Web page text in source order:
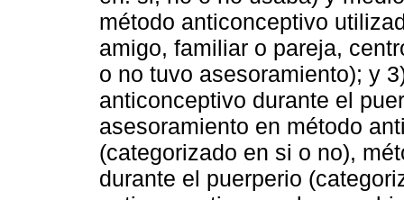
método anticonceptivo
amigo, familiar o pareja,
o no tuvo asesoramiento); y
anticonceptivo durante el
asesoramiento en método
(categorizado en si o no),
durante el puerperio